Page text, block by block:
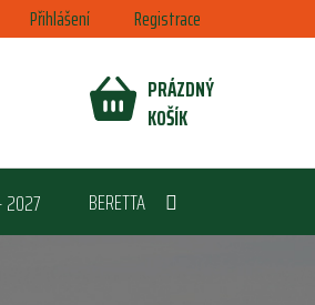
Přihlášení Registrace
NÁKUPNÍ
PRÁZDNÝ
KOŠÍK
2027 BERETTA